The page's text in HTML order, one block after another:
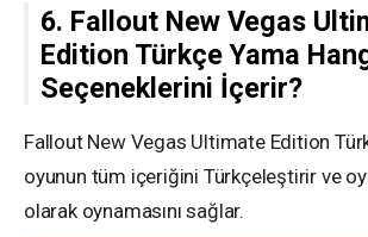
6. Fallout New Vegas
Edition Türkçe Yama
Seçeneklerini İçerir?
Fallout New Vegas Ultimate Edition
oyunun tüm içeriğini Türkçeleştirir ve
olarak oynamasını sağlar.